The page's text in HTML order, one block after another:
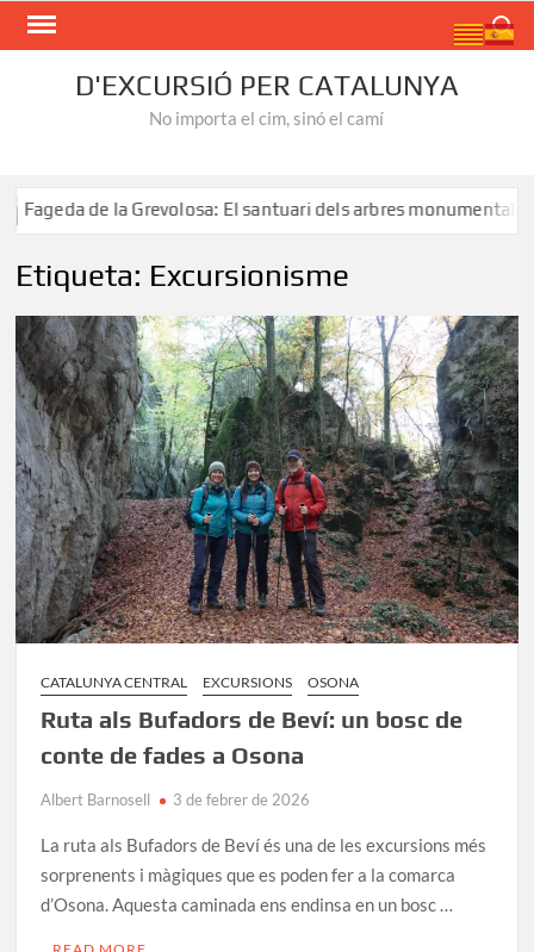
Skip
D'EXCURSIÓ PER CATALUNYA
No importa el cim, sinó el camí
El santuari dels arbres monumentals Ruta al
Etiqueta: Excursionisme
CATALUNYA CENTRAL EXCURSIONS OSONA
Ruta als Bufadors de Beví: un bosc de
conte de fades a Osona
Albert Barnosell 3 de febrer de 2026
La ruta als Bufadors de Beví és una de les excursions més
sorprenents i màgiques que es poden fer a la comarca
d’Osona. Aquesta caminada ens endinsa en un bosc …